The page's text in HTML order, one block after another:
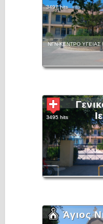
3497 hits
ΝΓΝ-ΚΕΝΤΡΟ ΥΓΕΙΑΣ
3495 hits
Άγιος